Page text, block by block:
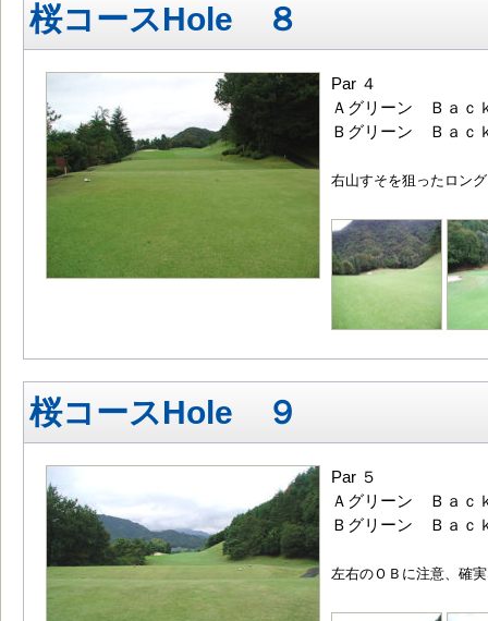
桜コースHole ８
Par ４
Ａグリーン Ｂａｃ
Ｂグリーン Ｂａｃ
右山すそを狙ったロン
桜コースHole ９
Par ５
Ａグリーン Ｂａｃ
Ｂグリーン Ｂａｃ
左右のＯＢに注意、確